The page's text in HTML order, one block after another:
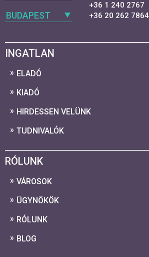
BUDAPEST
+36 1 240 2767
+36 20 262 7864
INGATLAN
ELADÓ
KIADÓ
HIRDESSEN VELÜNK
TUDNIVALÓK
RÓLUNK
VÁROSOK
ÜGYNÖKÖK
RÓLUNK
BLOG